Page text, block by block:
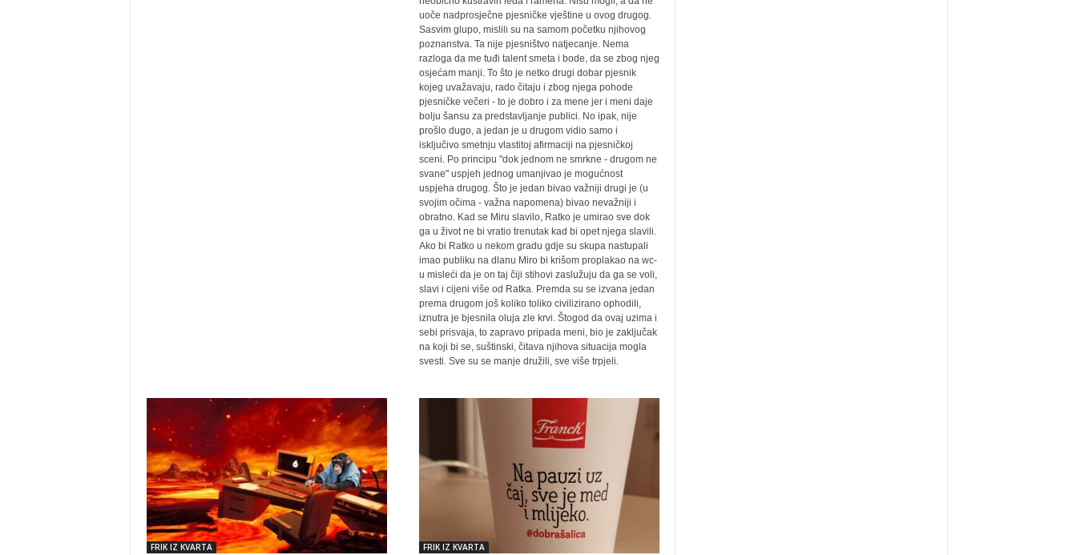
uoče nadprosječne pjesničke vještine u ovog drugog.
Sasvim glupo, mislili su na samom početku njihovog
poznanstva. Ta nije pjesništvo natjecanje. Nema
razloga da me tuđi talent smeta i bode, da se zbog njeg
osjećam manji. To što je netko drugi dobar pjesnik
kojeg uvažavaju, rado čitaju i zbog njega pohode
pjesničke večeri - to je dobro i za mene jer i meni daje
bolju šansu za predstavljanje publici. No ipak, nije
prošlo dugo, a jedan je u drugom vidio samo i
isključivo smetnju vlastitoj afirmaciji na pjesničkoj
sceni. Po principu "dok jednom ne smrkne - drugom ne
svane" uspjeh jednog umanjivao je mogućnost
uspjeha drugog. Što je jedan bivao važniji drugi je (u
svojim očima - važna napomena) bivao nevažniji i
obratno. Kad se Miru slavilo, Ratko je umirao sve dok
ga u život ne bi vratio trenutak kad bi opet njega slavili.
Ako bi Ratko u nekom gradu gdje su skupa nastupali
imao publiku na dlanu Miro bi krišom proplakao na wc-
u misleći da je on taj čiji stihovi zaslužuju da ga se voli,
slavi i cijeni više od Ratka. Premda su se izvana jedan
prema drugom još koliko toliko civilizirano ophodili,
iznutra je bjesnila oluja zle krvi. Štogod da ovaj uzima i
sebi prisvaja, to zapravo pripada meni, bio je zaključak
na koji bi se, suštinski, čitava njihova situacija mogla
svesti. Sve su se manje družili, sve više trpjeli.
FRIK IZ KVARTA FRIK IZ KVARTA